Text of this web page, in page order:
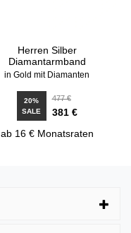
Herren Silber
Diamantarmband
in Gold mit Diamanten
20%
SALE
477 €
381 €
ab 16 € Monatsraten